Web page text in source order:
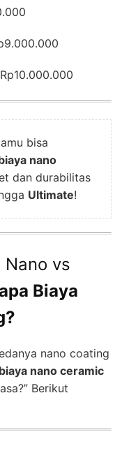
Rp10.000.000
bisa
nano
dan durabilitas
Ultimate!
Nano vs
Biaya
nano coating
nano ceramic
Berikut